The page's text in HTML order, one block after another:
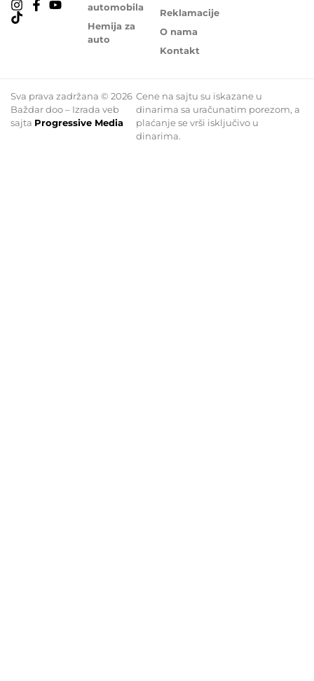
automobila
Hemija za
auto
Reklamacije
O nama
Kontakt
Sva prava zadržana © 2026
Baždar doo – Izrada veb
sajta Progressive Media
Cene na sajtu su iskazane u
dinarima sa uračunatim porezom, a
plaćanje se vrši isključivo u
dinarima.